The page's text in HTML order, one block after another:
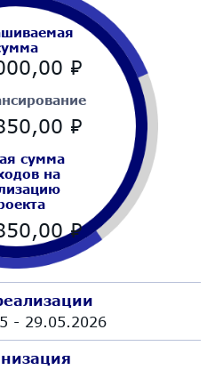
₽
₽
сумма
на
₽
- 29.05.2026